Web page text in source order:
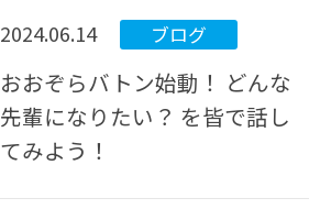
2024.06.14 ブログ
おおぞらバトン始動！ どんな
先輩になりたい？ を皆で話し
てみよう！